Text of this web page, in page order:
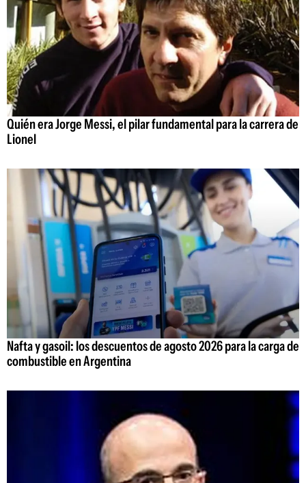
Quién era Jorge Messi, el pilar fundamental para la carrera de
Lionel
Nafta y gasoil: los descuentos de agosto 2026 para la carga de
combustible en Argentina